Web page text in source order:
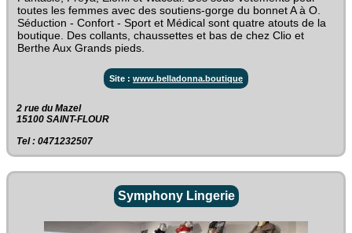
toutes les femmes avec des soutiens-gorge du bonnet A à O.
Séduction - Confort - Sport et Médical sont quatre atouts de la
boutique. Des collants, chaussettes et bas de chez Clio et
Berthe Aux Grands pieds.
Site : www.belladonna.boutique
2 rue du Mazel‎
15100 SAINT-FLOUR
Tel : 0471232507
Symphony Lingerie